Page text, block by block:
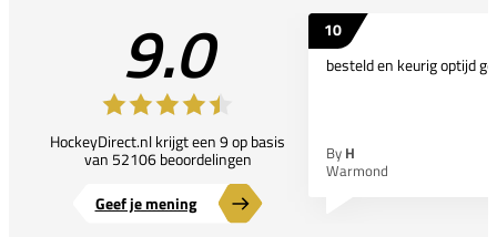
9.0
HockeyDirect.nl krijgt een 9 op basis
van 52106 beoordelingen
Geef je mening
10
besteld en keurig optijd
By H
Warmond